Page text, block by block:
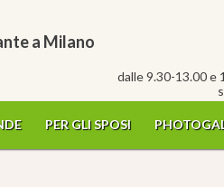
a Milano
dalle 9.30-13.00 e
PER GLI SPOSI